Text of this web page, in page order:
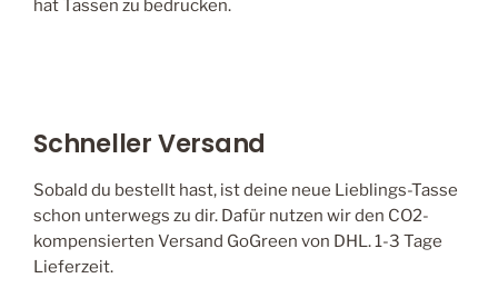
hat Tassen zu bedrucken.
Schneller Versand
Sobald du bestellt hast, ist deine neue Lieblings-Tasse
schon unterwegs zu dir. Dafür nutzen wir den CO2-
kompensierten Versand GoGreen von DHL. 1-3 Tage
Lieferzeit.